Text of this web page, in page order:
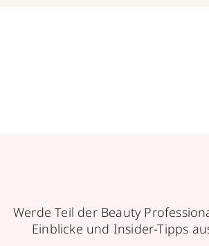
Werde Teil der Beauty
Einblicke und Insider-Tipps